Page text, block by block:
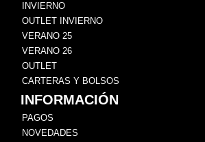
INVIERNO
OUTLET INVIERNO
VERANO 25
VERANO 26
OUTLET
CARTERAS Y BOLSOS
INFORMACIÓN
PAGOS
NOVEDADES